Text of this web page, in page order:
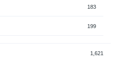
183
199
1,621